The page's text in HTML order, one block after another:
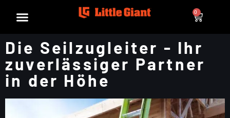
0
Die Seilzugleiter - Ihr
zuverlässiger Partner
in der Höhe